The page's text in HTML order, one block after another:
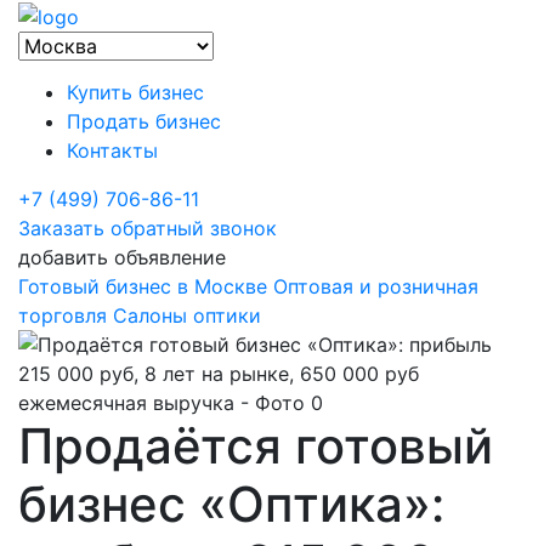
Купить бизнес
Продать бизнес
Контакты
+7 (499) 706-86-11
Заказать обратный звонок
добавить объявление
Готовый бизнес в Москве Оптовая и розничная
торговля Салоны оптики
Продаётся готовый
бизнес «Оптика»: